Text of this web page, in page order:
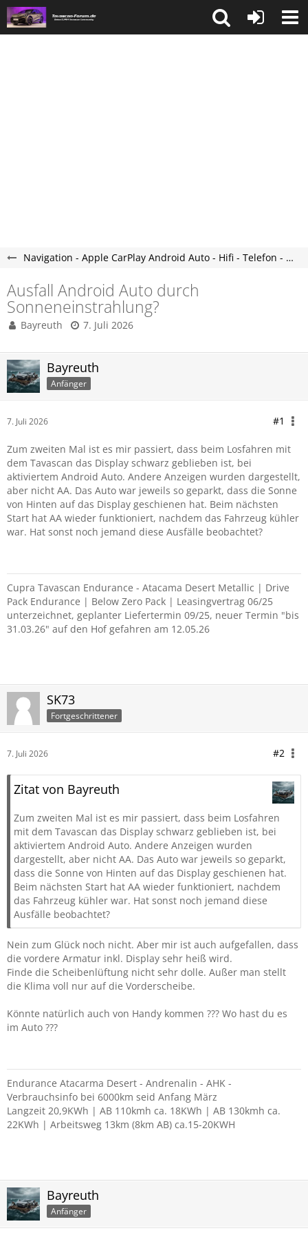
Navigation - Apple CarPlay Android Auto - Hifi - Telefon - Tavascan Forum
Ausfall Android Auto durch
Sonneneinstrahlung?
Bayreuth 7. Juli 2026
Bayreuth
Anfänger
7. Juli 2026 #1
Zum zweiten Mal ist es mir passiert, dass beim Losfahren mit
dem Tavascan das Display schwarz geblieben ist, bei
aktiviertem Android Auto. Andere Anzeigen wurden dargestellt,
aber nicht AA. Das Auto war jeweils so geparkt, dass die Sonne
von Hinten auf das Display geschienen hat. Beim nächsten
Start hat AA wieder funktioniert, nachdem das Fahrzeug kühler
war. Hat sonst noch jemand diese Ausfälle beobachtet?
Cupra Tavascan Endurance - Atacama Desert Metallic | Drive
Pack Endurance | Below Zero Pack | Leasingvertrag 06/25
unterzeichnet, geplanter Liefertermin 09/25, neuer Termin "bis
31.03.26" auf den Hof gefahren am 12.05.26
SK73
Fortgeschrittener
7. Juli 2026 #2
Zitat von Bayreuth
Zum zweiten Mal ist es mir passiert, dass beim Losfahren
mit dem Tavascan das Display schwarz geblieben ist, bei
aktiviertem Android Auto. Andere Anzeigen wurden
dargestellt, aber nicht AA. Das Auto war jeweils so geparkt,
dass die Sonne von Hinten auf das Display geschienen hat.
Beim nächsten Start hat AA wieder funktioniert, nachdem
das Fahrzeug kühler war. Hat sonst noch jemand diese
Ausfälle beobachtet?
Nein zum Glück noch nicht. Aber mir ist auch aufgefallen, dass
die vordere Armatur inkl. Display sehr heiß wird.
Finde die Scheibenlüftung nicht sehr dolle. Außer man stellt
die Klima voll nur auf die Vorderscheibe.
Könnte natürlich auch von Handy kommen ??? Wo hast du es
im Auto ???
Endurance Atacarma Desert - Andrenalin - AHK -
Verbrauchsinfo bei 6000km seid Anfang März
Langzeit 20,9KWh | AB 110kmh ca. 18KWh | AB 130kmh ca.
22KWh | Arbeitsweg 13km (8km AB) ca.15-20KWH
Bayreuth
Anfänger